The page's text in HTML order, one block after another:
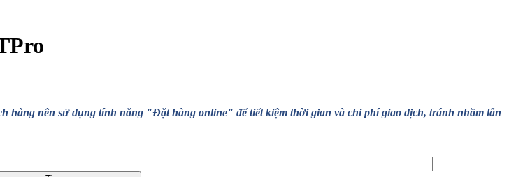
nên sử dụng tính năng "Đặt hàng online" để tiết kiệm thời gian và chi phí giao dịch, tránh nhầm lẫn